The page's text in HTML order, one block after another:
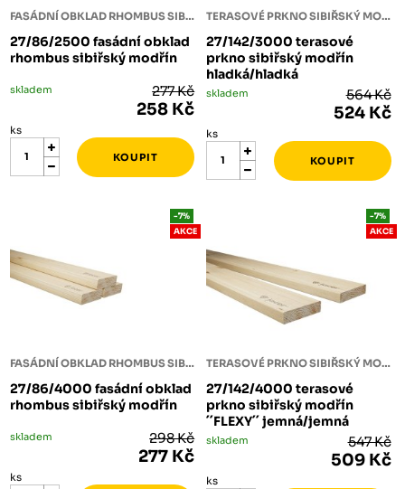
FASÁDNÍ OBKLAD RHOMBUS SIBIŘSKÝ MODŘÍN
27/86/2500 fasádní obklad
rhombus sibiřský modřín
skladem 277 Kč
258 Kč
ks
TERASOVÉ PRKNO SIBIŘSKÝ MODŘÍN
27/142/3000 terasové
prkno sibiřský modřín
hladká/hladká
skladem 564 Kč
524 Kč
ks
FASÁDNÍ OBKLAD RHOMBUS SIBIŘSKÝ MODŘÍN
27/86/4000 fasádní obklad
rhombus sibiřský modřín
-7%
AKCE
skladem 298 Kč
277 Kč
ks
TERASOVÉ PRKNO SIBIŘSKÝ MODŘÍN
27/142/4000 terasové
prkno sibiřský modřín
´´FLEXY´´ jemná/jemná
-7%
AKCE
skladem 547 Kč
509 Kč
ks